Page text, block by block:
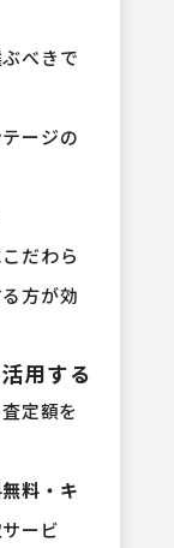
べきで
ージの
だわら
方が効
用する
定額を
料・キ
ービ